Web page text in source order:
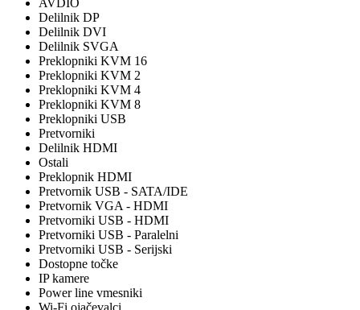
AVDIO
Delilnik DP
Delilnik DVI
Delilnik SVGA
Preklopniki KVM 16
Preklopniki KVM 2
Preklopniki KVM 4
Preklopniki KVM 8
Preklopniki USB
Pretvorniki
Delilnik HDMI
Ostali
Preklopnik HDMI
Pretvornik USB - SATA/IDE
Pretvornik VGA - HDMI
Pretvorniki USB - HDMI
Pretvorniki USB - Paralelni
Pretvorniki USB - Serijski
Dostopne točke
IP kamere
Power line vmesniki
Wi-Fi ojačevalci